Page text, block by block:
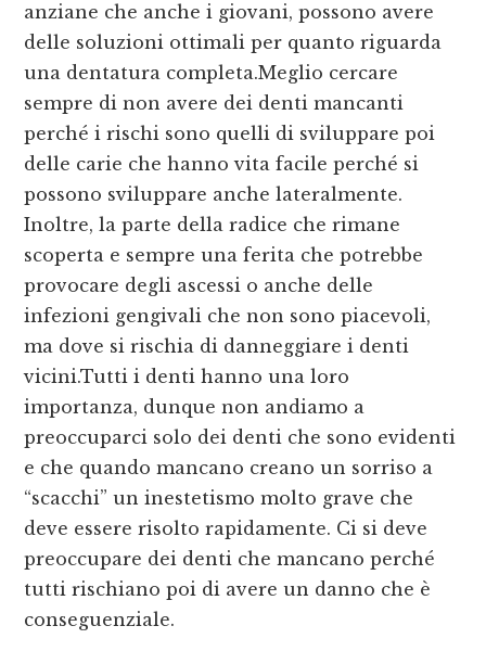
anziane che anche i giovani, possono avere
delle soluzioni ottimali per quanto riguarda
una dentatura completa.Meglio cercare
sempre di non avere dei denti mancanti
perché i rischi sono quelli di sviluppare poi
delle carie che hanno vita facile perché si
possono sviluppare anche lateralmente.
Inoltre, la parte della radice che rimane
scoperta e sempre una ferita che potrebbe
provocare degli ascessi o anche delle
infezioni gengivali che non sono piacevoli,
ma dove si rischia di danneggiare i denti
vicini.Tutti i denti hanno una loro
importanza, dunque non andiamo a
preoccuparci solo dei denti che sono evidenti
e che quando mancano creano un sorriso a
“scacchi” un inestetismo molto grave che
deve essere risolto rapidamente. Ci si deve
preoccupare dei denti che mancano perché
tutti rischiano poi di avere un danno che è
conseguenziale.